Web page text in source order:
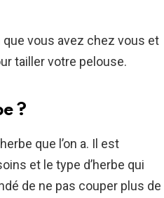
vous avez chez vous et
tailler votre pelouse.
?
que l’on a. Il est
et le type d’herbe qui
de ne pas couper plus de